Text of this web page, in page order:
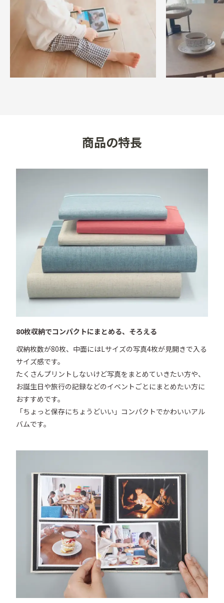
が使用に関して支障はございません。
・天然素材であるリネンの特性上、染色時に色ムラが出
る可能性がございます。使用に関して支障はございませ
んので、ご了承ください。
・商品は予告なく、仕様・デザイン・価格等の変更及び
生産中止する場合がありますのでご了承ください。
商品の特長
80枚収納でコンパクトにまとめる、そろえる
収納枚数が80枚、中面にはLサイズの写真4枚が見開きで入る
サイズ感です。
たくさんプリントしないけど写真をまとめていきたい方や、
お誕生日や旅行の記録などのイベントごとにまとめたい方に
おすすめです。
「ちょっと保存にちょうどいい」コンパクトでかわいいアル
バムです。